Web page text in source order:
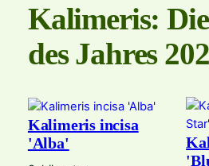
Kalimeris:
des Jahres
Kalimeris incisa
'Alba'